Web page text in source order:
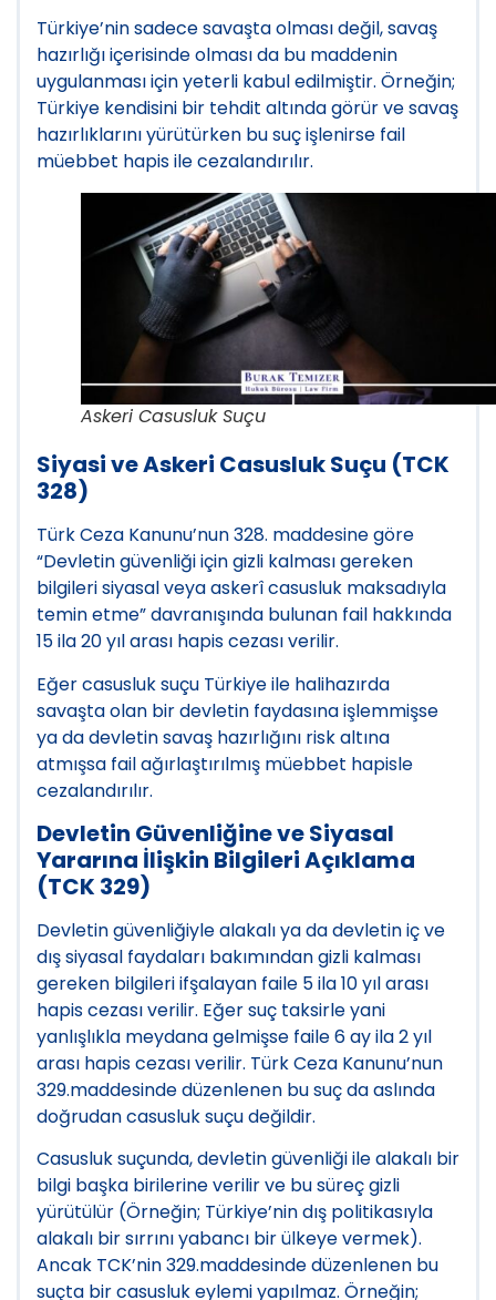
Türkiye’nin sadece savaşta olması değil, savaş
hazırlığı içerisinde olması da bu maddenin
uygulanması için yeterli kabul edilmiştir. Örneğin;
Türkiye kendisini bir tehdit altında görür ve savaş
hazırlıklarını yürütürken bu suç işlenirse fail
müebbet hapis ile cezalandırılır.
Askeri Casusluk Suçu
Siyasi ve Askeri Casusluk Suçu (TCK
328)
Türk Ceza Kanunu’nun 328. maddesine göre
“Devletin güvenliği için gizli kalması gereken
bilgileri siyasal veya askerî casusluk maksadıyla
temin etme” davranışında bulunan fail hakkında
15 ila 20 yıl arası hapis cezası verilir.
Eğer casusluk suçu Türkiye ile halihazırda
savaşta olan bir devletin faydasına işlemmişse
ya da devletin savaş hazırlığını risk altına
atmışsa fail ağırlaştırılmış müebbet hapisle
cezalandırılır.
Devletin Güvenliğine ve Siyasal
Yararına İlişkin Bilgileri Açıklama
(TCK 329)
Devletin güvenliğiyle alakalı ya da devletin iç ve
dış siyasal faydaları bakımından gizli kalması
gereken bilgileri ifşalayan faile 5 ila 10 yıl arası
hapis cezası verilir. Eğer suç taksirle yani
yanlışlıkla meydana gelmişse faile 6 ay ila 2 yıl
arası hapis cezası verilir. Türk Ceza Kanunu’nun
329.maddesinde düzenlenen bu suç da aslında
doğrudan casusluk suçu değildir.
Casusluk suçunda, devletin güvenliği ile alakalı bir
bilgi başka birilerine verilir ve bu süreç gizli
yürütülür (Örneğin; Türkiye’nin dış politikasıyla
alakalı bir sırrını yabancı bir ülkeye vermek).
Ancak TCK’nin 329.maddesinde düzenlenen bu
suçta bir casusluk eylemi yapılmaz. Örneğin;